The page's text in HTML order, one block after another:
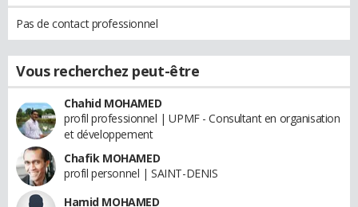
Pas de contact professionnel
Vous recherchez peut-être
Chahid MOHAMED
profil professionnel | UPMF - Consultant en organisation
et développement
Chafik MOHAMED
profil personnel | SAINT-DENIS
Hamid MOHAMED